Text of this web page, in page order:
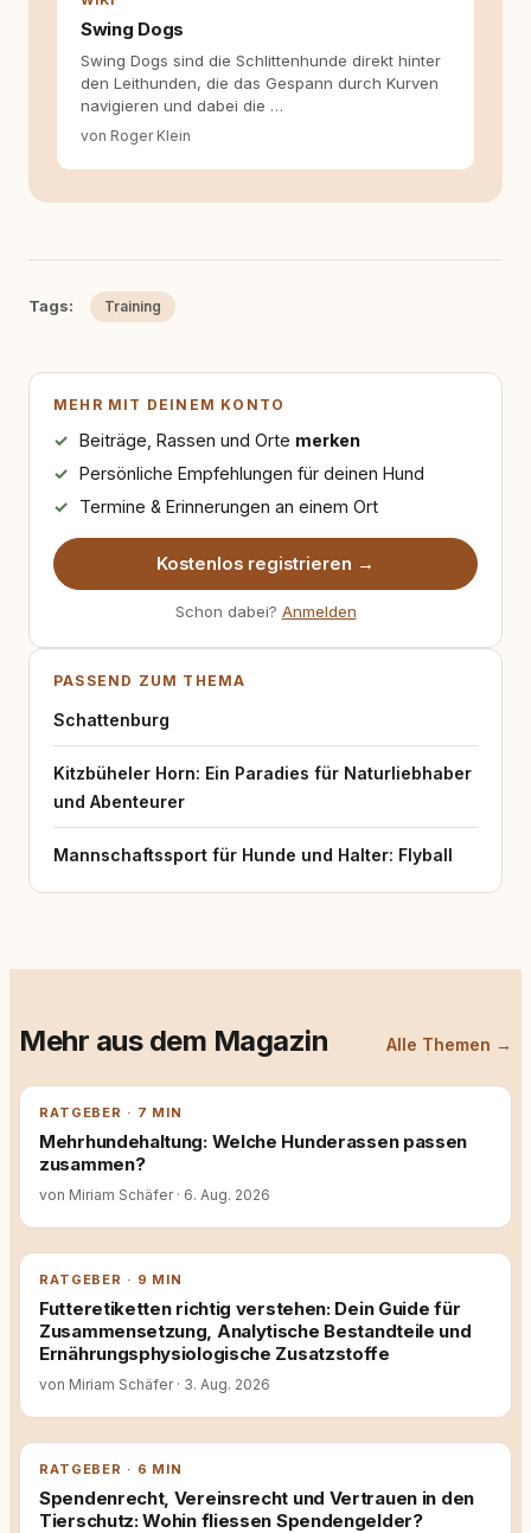
Swing Dogs
Swing Dogs sind die Schlittenhunde direkt hinter
den Leithunden, die das Gespann durch Kurven
navigieren und dabei die …
von Roger Klein
Tags: Training
MEHR MIT DEINEM KONTO
Beiträge, Rassen und Orte merken
Persönliche Empfehlungen für deinen Hund
Termine & Erinnerungen an einem Ort
Kostenlos registrieren →
Schon dabei? Anmelden
PASSEND ZUM THEMA
Schattenburg
Kitzbüheler Horn: Ein Paradies für Naturliebhaber
und Abenteurer
Mannschaftssport für Hunde und Halter: Flyball
Mehr aus dem Magazin Alle Themen →
RATGEBER · 7 MIN
Mehrhundehaltung: Welche Hunderassen passen
zusammen?
von Miriam Schäfer · 6. Aug. 2026
RATGEBER · 9 MIN
Futteretiketten richtig verstehen: Dein Guide für
Zusammensetzung, Analytische Bestandteile und
Ernährungsphysiologische Zusatzstoffe
von Miriam Schäfer · 3. Aug. 2026
RATGEBER · 6 MIN
Spendenrecht, Vereinsrecht und Vertrauen in den
Tierschutz: Wohin fliessen Spendengelder?